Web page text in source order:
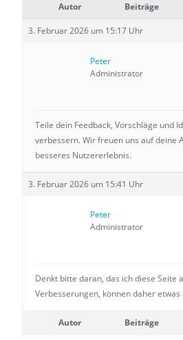
Autor Beiträge
3. Februar 2026 um 15:17 Uhr
Peter
Administrator
Teile dein Feedback, Vorschläge und
verbessern. Wir freuen uns auf deine
besseres Nutzererlebnis.
3. Februar 2026 um 15:41 Uhr
Peter
Administrator
Denkt bitte daran, das ich diese Seite
Verbesserungen, können daher etwas
Autor Beiträge